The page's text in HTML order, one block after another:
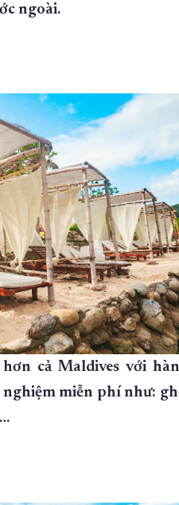
ngoài.
cả Maldives với
miễn phí như: